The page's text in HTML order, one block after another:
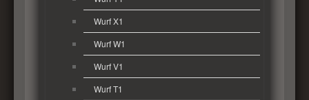
Wurf X1
Wurf W1
Wurf V1
Wurf T1